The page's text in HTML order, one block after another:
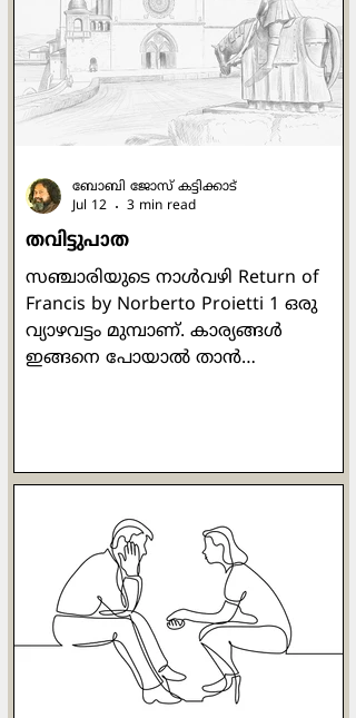
ജനലിനരികിലേക്ക് ഒരു കല്ല് വീഴുന്ന
ശബ്ദം കേട്ടു. ആ വശത്തേക്ക്
നോക്കിയപ്പോള്‍ വീണ്ടുമതാ കല്ലിനു
പകരം ഒരു മരക്കഷണം മുകളിലേക്ക്
തവിട്ടുപാത
സഞ്ചാരിയുടെ നാള്‍വഴി Return of
Francis by Norberto Proietti 1 ഒരു
വ്യാഴവട്ടം മുമ്പാണ്. കാര്യങ്ങള്‍
ഇങ്ങനെ പോയാല്‍ താന്‍
നടക്കുകയാണ്. കാര്യങ്ങള്‍
'അപകട'ത്തിലേക്കു
നീങ്ങുകയാണെന്നു തോന്നിയ
അദ്ദേഹം തന്‍റെ അരികിലിരുന്ന
സാവോപോളോയിലെ കാര്‍ഡിനല്‍
ക്ലൗഡിയോ ഹ്യൂമിസിനെ ഉറ്റുനോക്കി.
സാരമില്ലെന്ന് ഒരു ശരീരഭാഷയിലൂടെ
കാര്‍ഡിനല്‍ ഹ്യൂമിസ് സമാധാനിപ്പിച്ചു.
മൂന്നില്‍ രണ്ട് ഭൂരിപ
ബോബി ജോസ് കട്ടിക്കാട്
Jul 12
3 min read